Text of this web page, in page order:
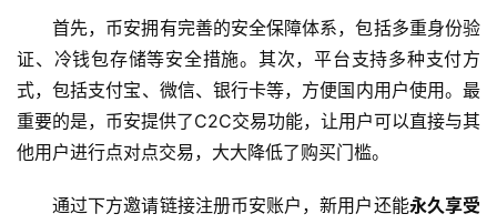
首先，币安拥有完善的安全保障体系，包括多重身份验
证、冷钱包存储等安全措施。其次，平台支持多种支付方
式，包括支付宝、微信、银行卡等，方便国内用户使用。最
重要的是，币安提供了C2C交易功能，让用户可以直接与其
他用户进行点对点交易，大大降低了购买门槛。
通过下方邀请链接注册币安账户，新用户还能永久享受